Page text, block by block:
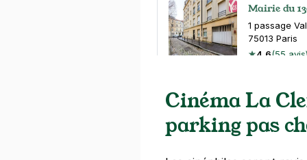
Mairie du
1 passage
75013 Paris
4,6(55 avis)
Réserver
+ Abonnements disponibles
Cinéma La
parking pas